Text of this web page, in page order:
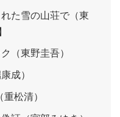
た雪の山荘で（東
（東野圭吾）
成）
松清）